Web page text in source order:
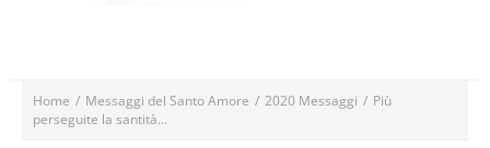
Home / Messaggi del Santo Amore / 2020 Messaggi / Più
perseguite la santità...